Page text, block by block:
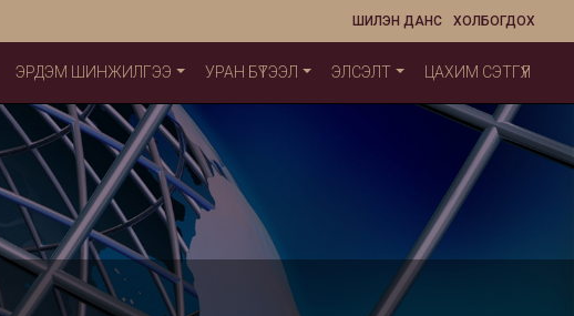
ХОЛБОГДОХ
ШИЛЭН ДАНС
ЭРДЭМ ШИНЖИЛГЭЭ УРАН БҮТЭЭЛ ЭЛСЭЛТ ЦАХИМ СЭТГҮҮЛ